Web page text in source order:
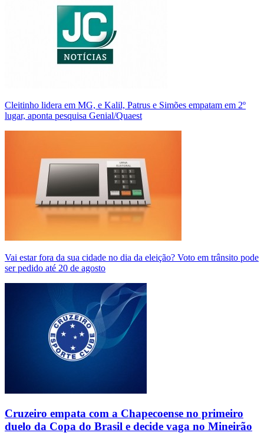
Cleitinho lidera em MG, e Kalil, Patrus e Simões empatam em 2º
lugar, aponta pesquisa Genial/Quaest
Vai estar fora da sua cidade no dia da eleição? Voto em trânsito pode
ser pedido até 20 de agosto
Cruzeiro empata com a Chapecoense no primeiro
duelo da Copa do Brasil e decide vaga no Mineirão